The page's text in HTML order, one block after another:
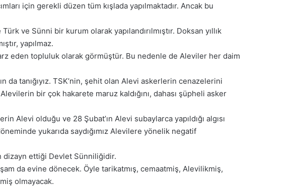
için gerekli düzen tüm kışlada yapılmaktadır. Ancak bu
ve Sünni bir kurum olarak yapılandırılmıştır. Doksan yıllık
yapılmaz.
eden topluluk olarak görmüştür. Bu nedenle de Aleviler her daim
tanığıyız. TSK’nin, şehit olan Alevi askerlerin cenazelerini
bir çok hakarete maruz kaldığını, dahası şüpheli asker
Alevi olduğu ve 28 Şubat’ın Alevi subaylarca yapıldığı algısı
yukarıda saydığımız Alevilere yönelik negatif
dizayn ettiği Devlet Sünniliğidir.
da evine dönecek. Öyle tarikatmış, cemaatmiş, Alevilikmiş,
olmayacak.